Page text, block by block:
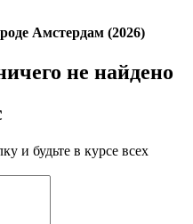
Амстердам (2026)
не найдено
и будьте в курсе всех